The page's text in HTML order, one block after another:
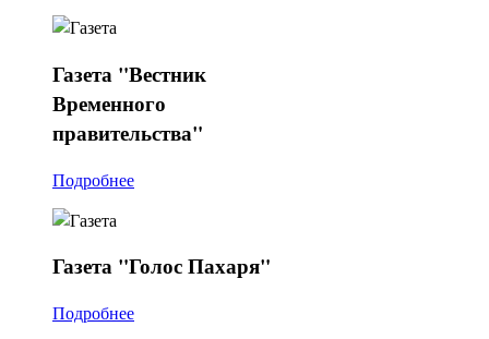
Газета "Вестник
Временного
правительства"
Подробнее
Газета "Голос Пахаря"
Подробнее